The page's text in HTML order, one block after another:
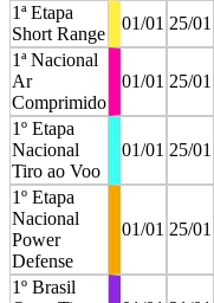
1ª Etapa
Short Range
01/01 25/01
1ª Nacional
Ar
Comprimido
01/01 25/01
1º Etapa
Nacional
Tiro ao Voo
01/01 25/01
1º Etapa
Nacional
Power
Defense
01/01 25/01
1º Brasil